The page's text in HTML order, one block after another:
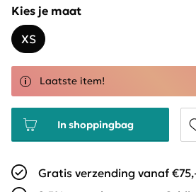
Kies je maat
XS
Laatste item!
In shoppingbag
Gratis verzending vanaf